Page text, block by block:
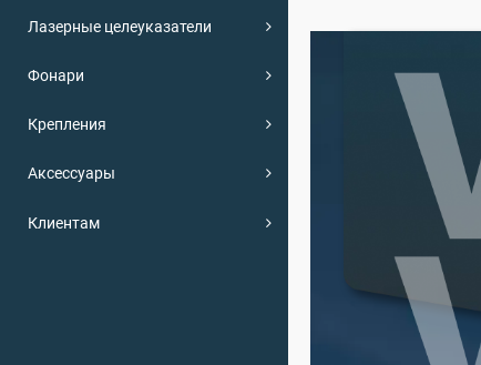
Лазерные целеуказатели
Фонари
Крепления
Аксессуары
Клиентам